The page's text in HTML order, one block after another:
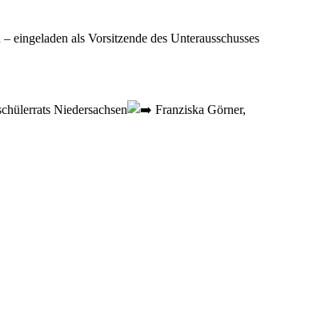
als Vorsitzende des Unterausschusses
Niedersachsen
Franziska Görner,